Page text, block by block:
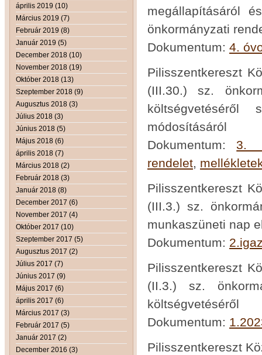
április 2019 (10)
Március 2019 (7)
Február 2019 (8)
Január 2019 (5)
December 2018 (10)
November 2018 (19)
Október 2018 (13)
Szeptember 2018 (9)
Augusztus 2018 (3)
Július 2018 (3)
Június 2018 (5)
Május 2018 (6)
április 2018 (7)
Március 2018 (2)
Február 2018 (3)
Január 2018 (8)
December 2017 (6)
November 2017 (4)
Október 2017 (10)
Szeptember 2017 (5)
Augusztus 2017 (2)
Július 2017 (7)
Június 2017 (9)
Május 2017 (6)
április 2017 (6)
Március 2017 (3)
Február 2017 (5)
Január 2017 (2)
December 2016 (3)
megállapításáról
önkormányzati
Dokumentum: 4.
Pilisszentkereszt
(III.30.) sz.
költségvetéséről
módosításáról
Dokumentum:3.
rendelet
Pilisszentkereszt
(III.3.) sz.
munkaszüneti nap
Dokumentum:
Pilisszentkereszt
(II.3.) sz.
költségvetéséről
Dokumentum:
Pilisszentkereszt